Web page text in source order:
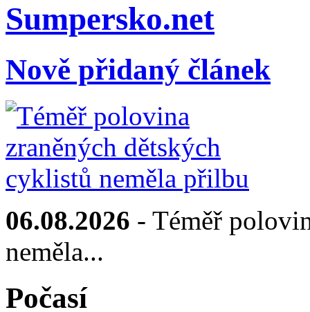
Sumpersko.net
Nově přidaný článek
06.08.2026 - Téměř
neměla...
Počasí